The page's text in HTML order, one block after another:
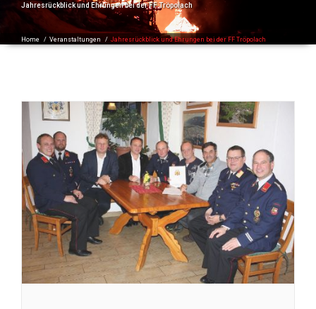
Jahresrückblick und Ehrungen bei der FF Tröpolach
Home / Veranstaltungen / Jahresrückblick und Ehrungen bei der FF Tröpolach